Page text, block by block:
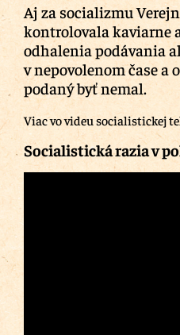
Aj za socializmu
kontrolovala kaviarne
odhalenia podávania
v nepovolenom čase a
podaný byť nemal.
Viac vo videu socialistickej
Socialistická razia v